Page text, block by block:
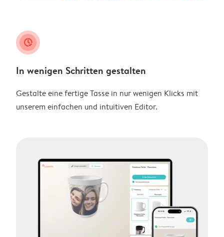
clock_check
In wenigen Schritten gestalten
Gestalte eine fertige Tasse in nur wenigen Klicks mit
unserem einfachen und intuitiven Editor.